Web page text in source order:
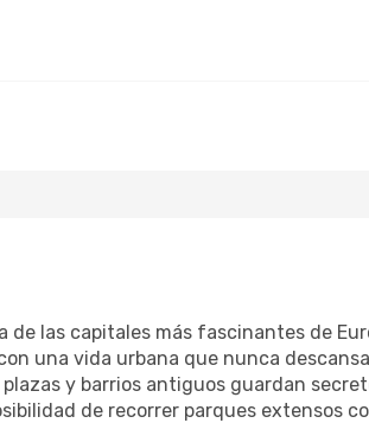
de las capitales más fascinantes de
una vida urbana que nunca
y barrios antiguos guardan
de recorrer parques extensos